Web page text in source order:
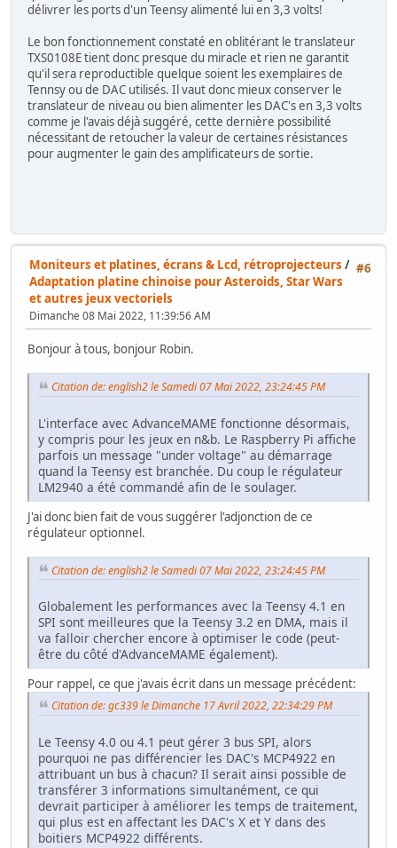
délivrer les ports d'un Teensy alimenté lui en 3,3 volts!
Le bon fonctionnement constaté en oblitérant le translateur
TXS0108E tient donc presque du miracle et rien ne garantit
qu'il sera reproductible quelque soient les exemplaires de
Tennsy ou de DAC utilisés. Il vaut donc mieux conserver le
translateur de niveau ou bien alimenter les DAC's en 3,3 volts
comme je l'avais déjà suggéré, cette dernière possibilité
nécessitant de retoucher la valeur de certaines résistances
pour augmenter le gain des amplificateurs de sortie.
#6
Moniteurs et platines, écrans & Lcd, rétroprojecteurs /
Adaptation platine chinoise pour Asteroids, Star Wars
et autres jeux vectoriels
Dimanche 08 Mai 2022, 11:39:56 AM
Bonjour à tous, bonjour Robin.
Citation de: english2 le Samedi 07 Mai 2022, 23:24:45 PM
L'interface avec AdvanceMAME fonctionne désormais,
y compris pour les jeux en n&b. Le Raspberry Pi affiche
parfois un message "under voltage" au démarrage
quand la Teensy est branchée. Du coup le régulateur
LM2940 a été commandé afin de le soulager.
J'ai donc bien fait de vous suggérer l'adjonction de ce
régulateur optionnel.
Citation de: english2 le Samedi 07 Mai 2022, 23:24:45 PM
Globalement les performances avec la Teensy 4.1 en
SPI sont meilleures que la Teensy 3.2 en DMA, mais il
va falloir chercher encore à optimiser le code (peut-
être du côté d'AdvanceMAME également).
Pour rappel, ce que j'avais écrit dans un message précédent:
Citation de: gc339 le Dimanche 17 Avril 2022, 22:34:29 PM
Le Teensy 4.0 ou 4.1 peut gérer 3 bus SPI, alors
pourquoi ne pas différencier les DAC's MCP4922 en
attribuant un bus à chacun? Il serait ainsi possible de
transférer 3 informations simultanément, ce qui
devrait participer à améliorer les temps de traitement,
qui plus est en affectant les DAC's X et Y dans des
boitiers MCP4922 différents.